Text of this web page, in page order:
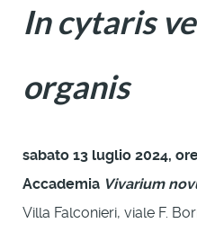
In cytaris
organis
sabato 13 luglio 2024,
Accademia Vivarium
Villa Falconieri, viale F.